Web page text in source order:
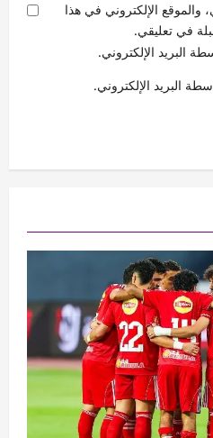
الإلكتروني في هذا
في تعليقي.
البريد الإلكتروني.
البريد الإلكتروني.